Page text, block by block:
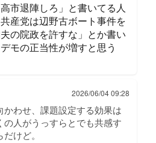
市退陣しろ」と書いてる人
産党は辺野古ボート事件を
の院政を許すな」とか書い
モの正当性が増すと思う
2026/06/04 09:28
わせ、課題設定する効果は
の人がうっすらとでも共感す
けど。